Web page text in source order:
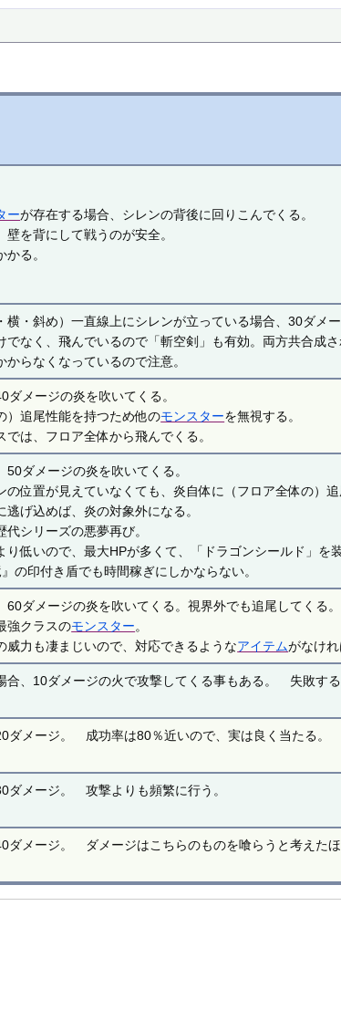
ーが存在する場合、シレンの背後に回りこんでくる。
壁を背にして戦うのが安全。
る。
横・斜め）一直線上にシレンが立っている場合、30ダメ
でなく、飛んでいるので「斬空剣」も有効。両方共合成さ
からなくなっているので注意。
ダメージの炎を吹いてくる。
）追尾性能を持つため他のモンスターを無視する。
では、フロア全体から飛んでくる。
50ダメージの炎を吹いてくる。
の位置が見えていなくても、炎自体に（フロア全体の）追
逃げ込めば、炎の対象外になる。
シリーズの悪夢再び。
り低いので、最大HPが多くて、「ドラゴンシールド」を
の印付き盾でも時間稼ぎにしかならない。
60ダメージの炎を吹いてくる。視界外でも追尾してくる。
強クラスのモンスター。
威力も凄まじいので、対応できるようなアイテムがなけれ
合、10ダメージの火で攻撃してくる事もある。 失敗する
ダメージ。 成功率は80％近いので、実は良く当たる。
ダメージ。 攻撃よりも頻繁に行う。
ダメージ。 ダメージはこちらのものを喰らうと考えたほ